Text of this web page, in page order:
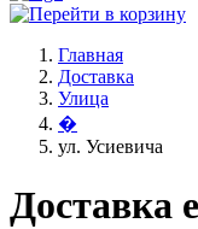
Главная
Доставка
Улица
�
ул. Усиевича
Доставка